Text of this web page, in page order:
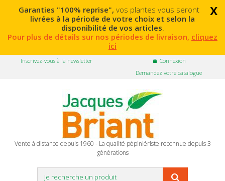
x
Garanties "100% reprise", vos plantes vous seront
livrées à la période de votre choix et selon la
disponibilité de vos articles.
Pour plus de détails sur nos périodes de livraison, cliquez
ici
Connexion
Inscrivez-vous à la newsletter
Demandez votre catalogue
Vente à distance depuis 1960 - La qualité pépiniériste reconnue depuis 3
générations